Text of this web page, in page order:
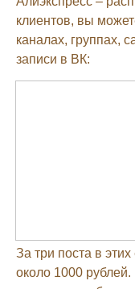
клиентов, вы
каналах, группах,
записи в ВК:
За три поста в
около 1000